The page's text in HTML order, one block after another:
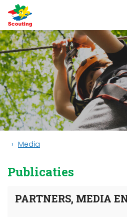
Media
Publicaties
PARTNERS, MEDIA